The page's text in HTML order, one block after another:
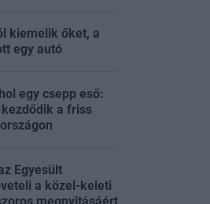
kiemelik őket, a
egy autó
egy csepp eső:
a friss
Egyesült
a közel-keleti
megnyitásáért